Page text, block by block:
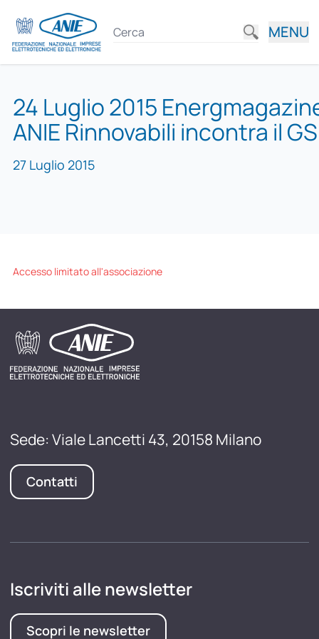
MENU
24 Luglio 2015
ANIE Rinnovabili incontra il
27 Luglio 2015
Accesso limitato all'associazione
Sede: Viale Lancetti 43, 20158 Milano
Contatti
Iscriviti alle newsletter
Scopri le newsletter